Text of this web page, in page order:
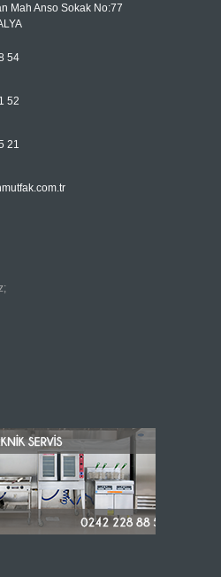
Mah Anso Sokak No:77
54
52
21